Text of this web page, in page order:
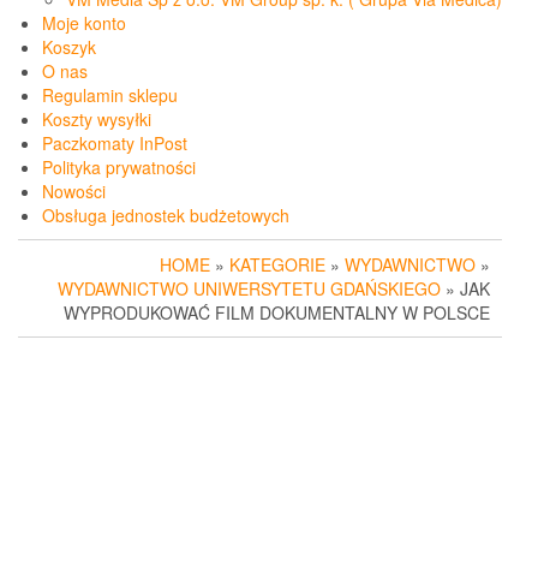
Moje konto
Koszyk
O nas
Regulamin sklepu
Koszty wysyłki
Paczkomaty InPost
Polityka prywatności
Nowości
Obsługa jednostek budżetowych
HOME » KATEGORIE » WYDAWNICTWO »
WYDAWNICTWO UNIWERSYTETU GDAŃSKIEGO » JAK
WYPRODUKOWAĆ FILM DOKUMENTALNY W POLSCE